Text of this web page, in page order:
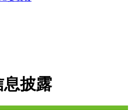
息披露